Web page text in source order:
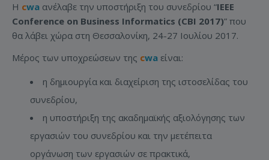
Η cwa ανέλαβε την υποστήριξη του συνεδρίου “IEEE
Conference on Business Informatics (CΒI 2017)” που
θα λάβει χώρα στη Θεσσαλονίκη, 24-27 Ιουλίου 2017.
Μέρος των υποχρεώσεων της cwa είναι:
η δημιουργία και διαχείριση της ιστοσελίδας του
συνεδρίου,
η υποστήριξη της ακαδημαϊκής αξιολόγησης των
εργασιών του συνεδρίου και την μετέπειτα
οργάνωση των εργασιών σε πρακτικά,